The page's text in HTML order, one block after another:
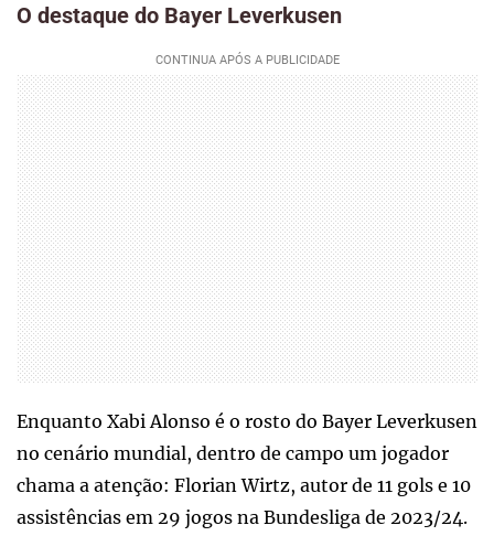
O destaque do Bayer Leverkusen
Enquanto Xabi Alonso é o rosto do Bayer Leverkusen
no cenário mundial, dentro de campo um jogador
chama a atenção: Florian Wirtz, autor de 11 gols e 10
assistências em 29 jogos na Bundesliga de 2023/24.